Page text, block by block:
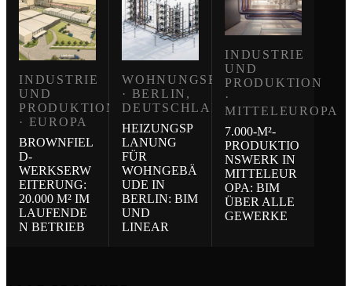
INDUSTRIE
UND
PRODUKTION
· EUROPA
BROWNFIEL
D-
WERKSERW
EITERUNG:
20.000 M² IM
LAUFENDE
N BETRIEB
WOHNUNGSBAU
· BERLIN,
DEUTSCHLAND
HEIZUNGSP
LANUNG
FÜR
WOHNGEBÄ
UDE IN
BERLIN: BIM
UND
LINEAR
INDUSTRIE
UND
PRODUKTION
·
MITTELEUROPA
7.000-M²-
PRODUKTIO
NSWERK IN
MITTELEUR
OPA: BIM
ÜBER ALLE
GEWERKE